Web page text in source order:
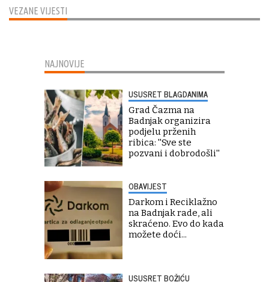
VEZANE VIJESTI
NAJNOVIJE
USUSRET BLAGDANIMA
Grad Čazma na
Badnjak organizira
podjelu prženih
ribica: ''Sve ste
pozvani i dobrodošli''
OBAVIJEST
Darkom i Reciklažno
na Badnjak rade, ali
skraćeno. Evo do kada
možete doći...
USUSRET BOŽIĆU